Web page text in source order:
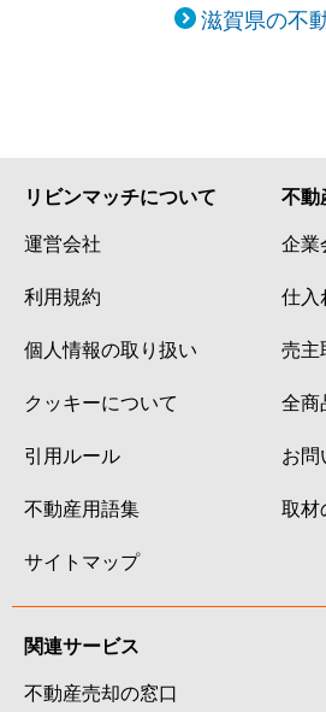
滋賀県の不
リビンマッチについて
運営会社
利用規約
個人情報の取り扱い
クッキーについて
引用ルール
不動産用語集
サイトマップ
不動
企業
仕入
売主
全商
お問
取材
関連サービス
不動産売却の窓口